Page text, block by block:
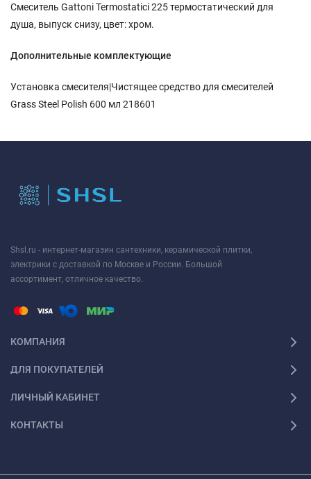
Смеситель Gattoni Termostatici 225 термостатический для
душа, выпуск снизу, цвет: хром.
Дополнительные комплектующие
Установка смесителя|Чистящее средство для смесителей
Grass Steel Polish 600 мл 218601
Shsl.ru - интернет-магазин сантехники, керамической плитки,
электрики с доставкой по Москве и России. Большой
ассортимент, отличное качество.
КОМПАНИЯ
ДЛЯ ПОКУПАТЕЛЕЙ
ЛИЧНЫЙ КАБИНЕТ
КОНТАКТЫ